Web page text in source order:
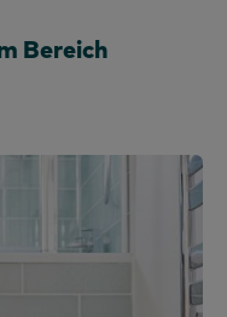
Bereich